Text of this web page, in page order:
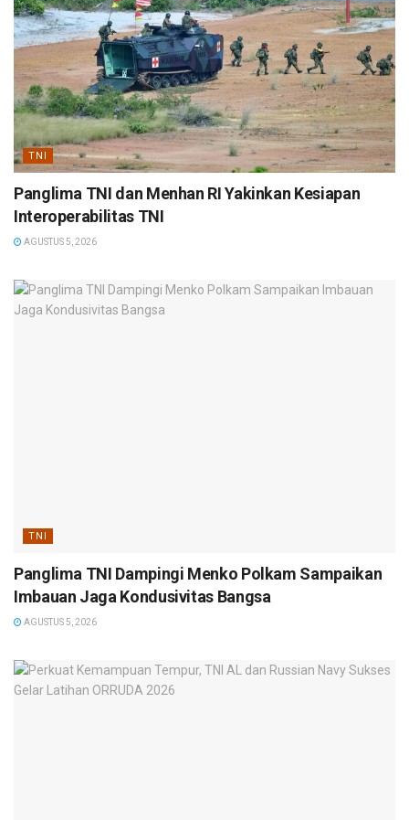
TNI
Panglima TNI dan Menhan RI Yakinkan Kesiapan
Interoperabilitas TNI
AGUSTUS 5, 2026
TNI
Panglima TNI Dampingi Menko Polkam Sampaikan
Imbauan Jaga Kondusivitas Bangsa
AGUSTUS 5, 2026